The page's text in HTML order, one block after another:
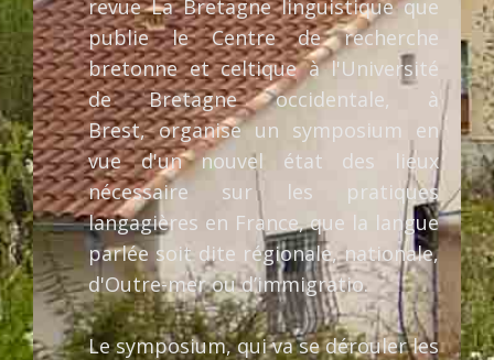
revue La Bretagne linguistique que
publie le Centre de recherche
bretonne et celtique à l'Université
de Bretagne occidentale, à
Brest, organise un symposium en
vue d'un nouvel état des lieux
nécessaire sur les pratiques
langagières en France, que la langue
parlée soit dite régionale, nationale,
d'Outre-mer ou d’immigratio.
Le symposium, qui va se dérouler les